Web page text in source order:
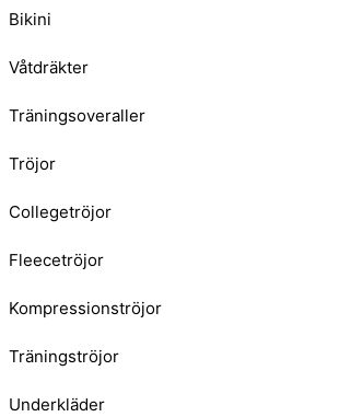
Bikini
Våtdräkter
Träningsoveraller
Tröjor
Collegetröjor
Fleecetröjor
Kompressionströjor
Träningströjor
Underkläder